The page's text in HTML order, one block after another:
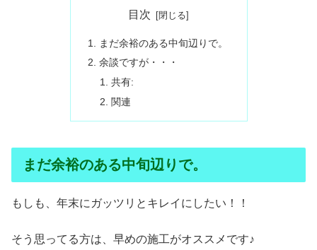
目次
まだ余裕のある中旬辺りで。
余談ですが・・・
共有:
関連
まだ余裕のある中旬辺りで。
もしも、年末にガッツリとキレイにしたい！！
そう思ってる方は、早めの施工がオススメです♪